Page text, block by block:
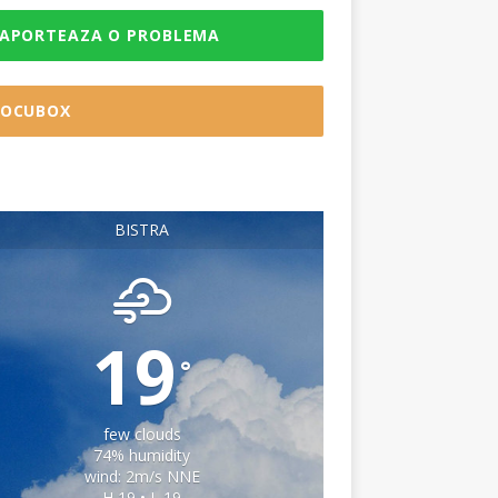
O PROBLEMA
BISTRA
19°
few clouds
74% humidity
wind: 2m/s NNE